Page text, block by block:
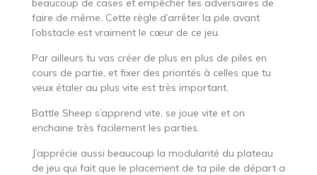
faire de même. Cette règle d’arrêter la pile avant
l’obstacle est vraiment le cœur de ce jeu.
Par ailleurs tu vas créer de plus en plus de piles en
cours de partie, et fixer des priorités à celles que tu
veux étaler au plus vite est très important.
Battle Sheep s’apprend vite, se joue vite et on
enchaine très facilement les parties.
J’apprécie aussi beaucoup la modularité du plateau
de jeu qui fait que le placement de ta pile de départ a